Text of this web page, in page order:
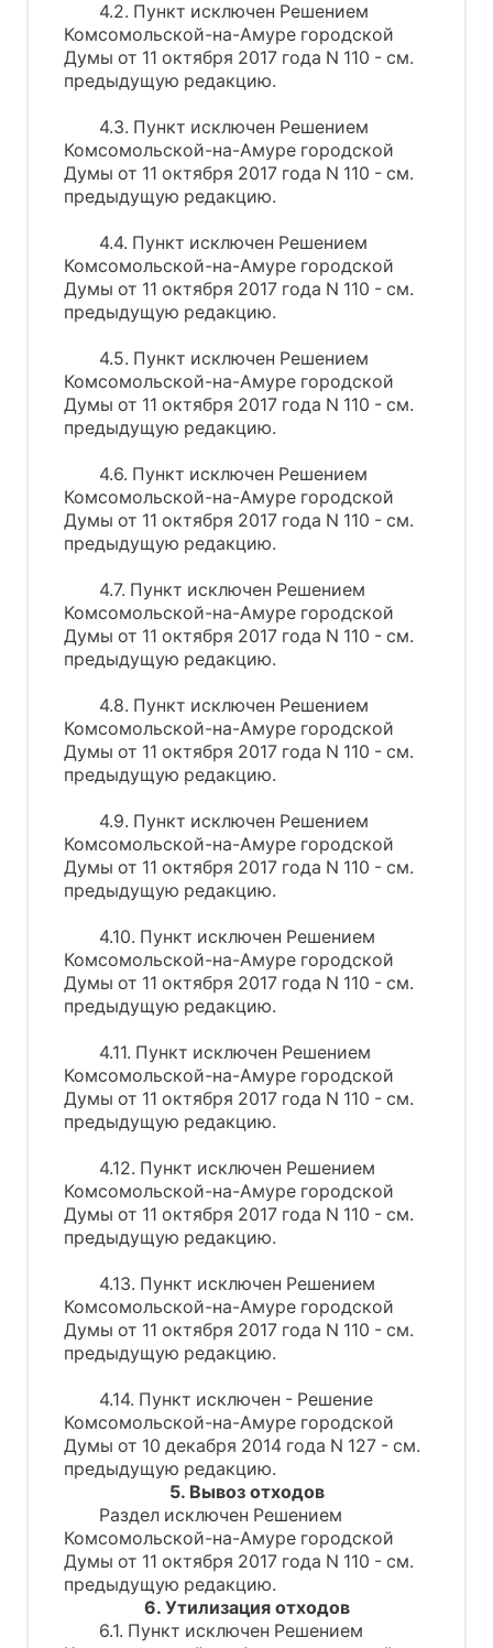
4.2. Пункт исключен Решением
Комсомольской-на-Амуре городской
Думы от 11 октября 2017 года N 110 - см.
предыдущую редакцию.
4.3. Пункт исключен Решением
Комсомольской-на-Амуре городской
Думы от 11 октября 2017 года N 110 - см.
предыдущую редакцию.
4.4. Пункт исключен Решением
Комсомольской-на-Амуре городской
Думы от 11 октября 2017 года N 110 - см.
предыдущую редакцию.
4.5. Пункт исключен Решением
Комсомольской-на-Амуре городской
Думы от 11 октября 2017 года N 110 - см.
предыдущую редакцию.
4.6. Пункт исключен Решением
Комсомольской-на-Амуре городской
Думы от 11 октября 2017 года N 110 - см.
предыдущую редакцию.
4.7. Пункт исключен Решением
Комсомольской-на-Амуре городской
Думы от 11 октября 2017 года N 110 - см.
предыдущую редакцию.
4.8. Пункт исключен Решением
Комсомольской-на-Амуре городской
Думы от 11 октября 2017 года N 110 - см.
предыдущую редакцию.
4.9. Пункт исключен Решением
Комсомольской-на-Амуре городской
Думы от 11 октября 2017 года N 110 - см.
предыдущую редакцию.
4.10. Пункт исключен Решением
Комсомольской-на-Амуре городской
Думы от 11 октября 2017 года N 110 - см.
предыдущую редакцию.
4.11. Пункт исключен Решением
Комсомольской-на-Амуре городской
Думы от 11 октября 2017 года N 110 - см.
предыдущую редакцию.
4.12. Пункт исключен Решением
Комсомольской-на-Амуре городской
Думы от 11 октября 2017 года N 110 - см.
предыдущую редакцию.
4.13. Пункт исключен Решением
Комсомольской-на-Амуре городской
Думы от 11 октября 2017 года N 110 - см.
предыдущую редакцию.
4.14. Пункт исключен - Решение
Комсомольской-на-Амуре городской
Думы от 10 декабря 2014 года N 127 - см.
предыдущую редакцию.
5. Вывоз отходов
Раздел исключен Решением
Комсомольской-на-Амуре городской
Думы от 11 октября 2017 года N 110 - см.
предыдущую редакцию.
6. Утилизация отходов
6.1. Пункт исключен Решением